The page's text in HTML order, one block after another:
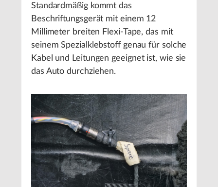
Standardmäßig kommt das
Beschriftungsgerät mit einem 12
Millimeter breiten Flexi-Tape, das mit
seinem Spezialklebstoff genau für solche
Kabel und Leitungen geeignet ist, wie sie
das Auto durchziehen.